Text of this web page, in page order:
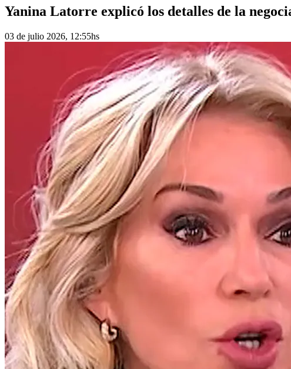
Yanina Latorre explicó los detalles de la
03 de julio 2026, 12:55hs